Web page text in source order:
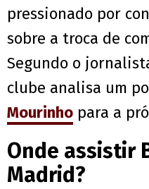
pressionado por
sobre a troca de
Segundo o
clube analisa um
Mourinho para a
Onde assistir
Madrid?